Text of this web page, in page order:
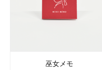
巫女メモ